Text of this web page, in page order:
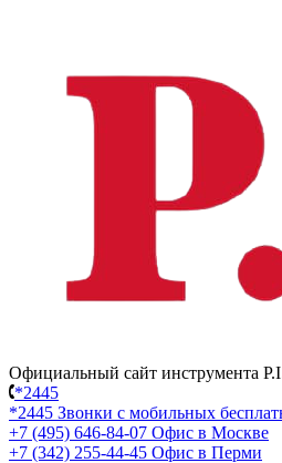
Официальный сайт инструмента
*2445
*2445 Звонки с мобильных
+7 (495) 646-84-07 Офис в Москве
+7 (342) 255-44-45 Офис в Перми